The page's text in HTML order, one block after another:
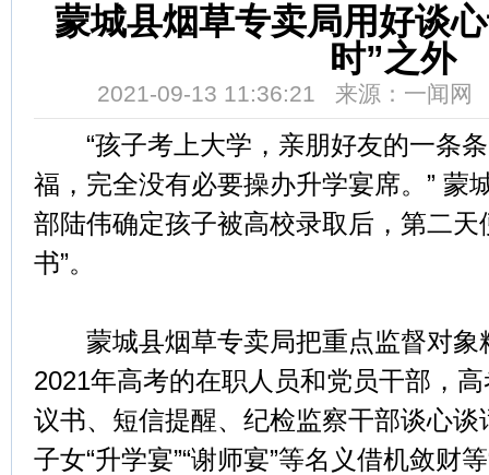
蒙城县烟草专卖局用好谈
时”之外
2021-09-13 11:36:21 来源：一闻网
“孩子考上大学，亲朋好友的一条条
福，完全没有必要操办升学宴席。” 蒙
部陆伟确定孩子被高校录取后，第二天
书”。
蒙城县烟草专卖局把重点监督对象
2021年高考的在职人员和党员干部，
议书、短信提醒、纪检监察干部谈心
子女“升学宴”“谢师宴”等名义借机敛财